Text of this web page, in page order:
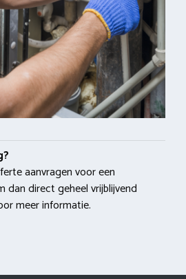
aanvragen voor een
dan direct geheel vrijblijvend
meer informatie.